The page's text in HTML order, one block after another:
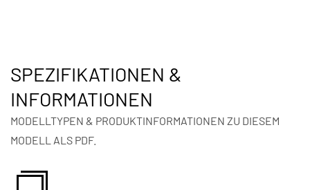
SPEZIFIKATIONEN &
INFORMATIONEN
MODELLTYPEN & PRODUKTINFORMATIONEN ZU DIESEM
MODELL ALS PDF.